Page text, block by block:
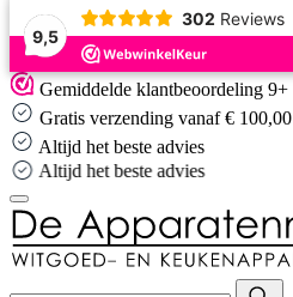
9,5
302 Reviews
Skip
to
content
Gemiddelde klantbeoordeling 9+
Gratis verzending vanaf € 100,00
Altijd het beste advies
Altijd het beste advies